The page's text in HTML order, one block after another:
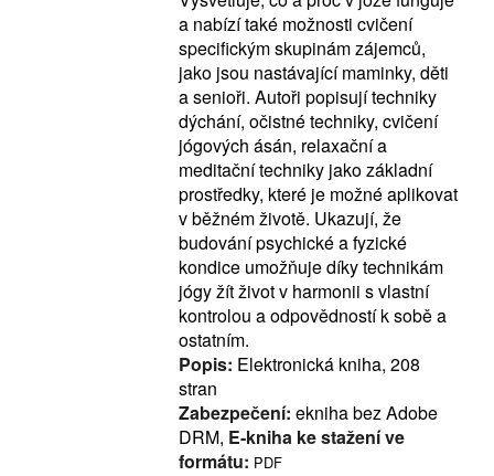
a nabízí také možnosti cvičení
specifickým skupinám zájemců,
jako jsou nastávající maminky, děti
a senioři. Autoři popisují techniky
dýchání, očistné techniky, cvičení
jógových ásán, relaxační a
meditační techniky jako základní
prostředky, které je možné aplikovat
v běžném životě. Ukazují, že
budování psychické a fyzické
kondice umožňuje díky technikám
jógy žít život v harmonii s vlastní
kontrolou a odpovědností k sobě a
ostatním.
Popis: Elektronická kniha, 208
stran
Zabezpečení: ekniha bez Adobe
DRM, E-kniha ke stažení ve
formátu: PDF